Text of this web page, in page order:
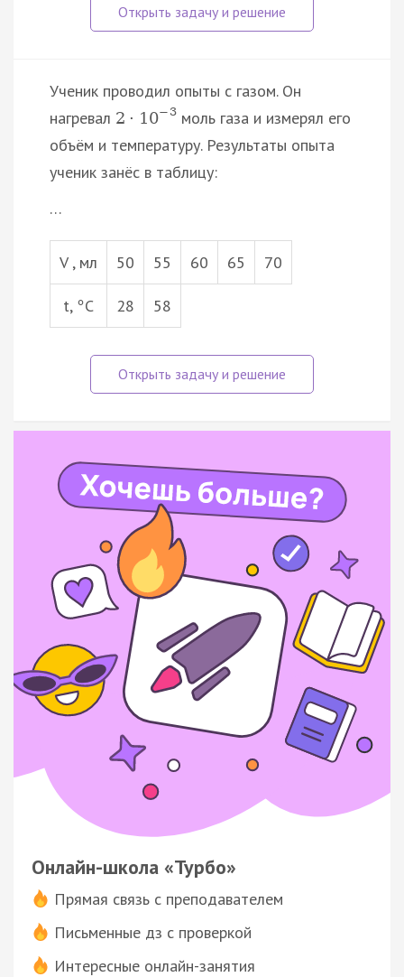
Ученик проводил опыты с газом. Он
нагревал 2 · 10− 3моль газа и измерял его
объём и температуру. Результаты опыта
ученик занёс в таблицу:
…
V , мл 50 55 60 65 70
t, °C 28 58
Онлайн-школа «Турбо»
Прямая связь с преподавателем
Письменные дз с проверкой
Интересные онлайн-занятия